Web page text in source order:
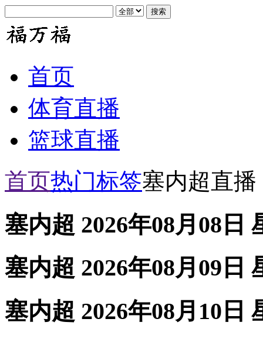
首页
体育直播
篮球直播
首页热门标签塞内超直播
塞内超 2026年08月08日
塞内超 2026年08月09日
塞内超 2026年08月10日